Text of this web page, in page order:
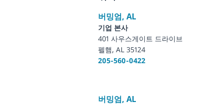
버밍엄, AL
기업 본사
401 사우스게이트 드라이브
펠햄, AL 35124
205-560-0422
버밍엄, AL